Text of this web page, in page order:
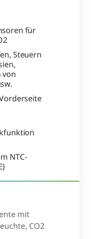
für
Steuern
von
NTC-
mit
CO2